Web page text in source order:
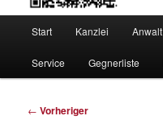
Start Kanzlei Anwalt
Service Gegnerliste
Beitragsnavigation
← Vorheriger